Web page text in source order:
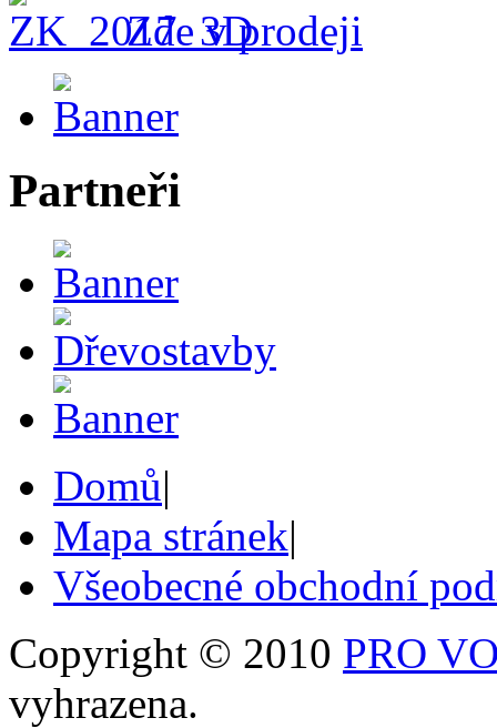
Zde v prodeji
Partneři
Domů|
Mapa stránek|
Všeobecné obchodní
Copyright © 2010 PRO
vyhrazena.